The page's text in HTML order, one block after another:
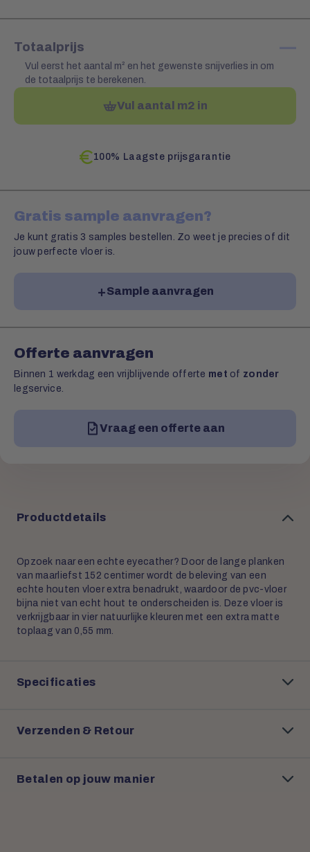
Totaalprijs —
Vul eerst het aantal m² en het gewenste snijverlies in om
de totaalprijs te berekenen.
Vul aantal m2 in
100% Laagste prijsgarantie
Gratis sample aanvragen?
Je kunt gratis 3 samples bestellen. Zo weet je precies of dit
jouw perfecte vloer is.
Sample aanvragen
Offerte aanvragen
Binnen 1 werkdag een vrijblijvende offerte met of zonder
legservice.
Vraag een offerte aan
Productdetails
Opzoek naar een echte eyecather? Door de lange planken
van maarliefst 152 centimer wordt de beleving van een
echte houten vloer extra benadrukt, waardoor de pvc-vloer
bijna niet van echt hout te onderscheiden is. Deze vloer is
verkrijgbaar in vier natuurlijke kleuren met een extra matte
toplaag van 0,55 mm.
Specificaties
Verzenden & Retour
Betalen op jouw manier